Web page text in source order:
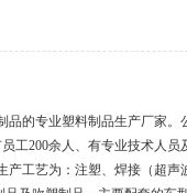
的专业塑料制品生产厂家
200余人、有专业技术人
工艺为：注塑、焊接（超